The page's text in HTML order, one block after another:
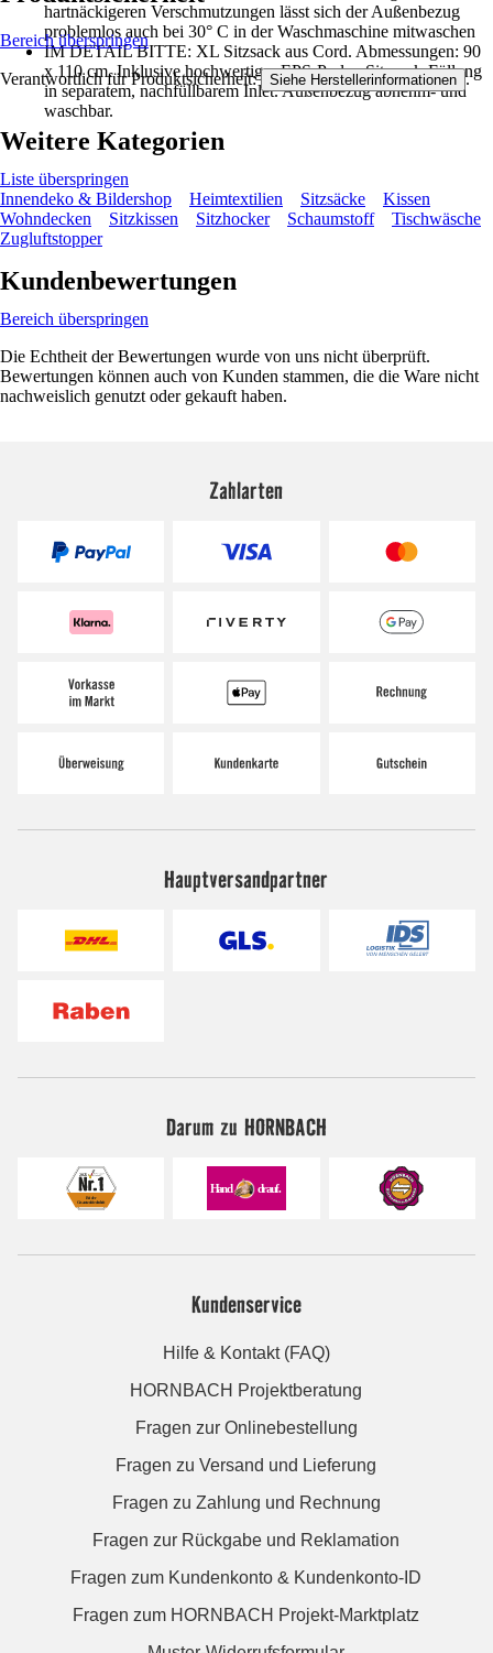
hartnäckigeren Verschmutzungen lässt sich der Außenbezug
problemlos auch bei 30° C in der Waschmaschine mitwaschen
IM DETAIL BITTE: XL Sitzsack aus Cord. Abmessungen: 90
x 110 cm. Inklusive hochwertiger EPS-Perlen Sitzsack-Füllung
in separatem, nachfüllbarem Inlet. Außenbezug abnehm- und
waschbar.
Bereich überspringen
Verantwortlich für Produktsicherheit: Siehe Herstellerinformationen .
Weitere Kategorien
Liste überspringen
Innendeko & Bildershop
Heimtextilien Sitzsäcke
Kissen
Wohndecken
Sitzkissen Sitzhocker Schaumstoff
Tischwäsche
Zugluftstopper
Kundenbewertungen
Bereich überspringen
Die Echtheit der Bewertungen wurde von uns nicht überprüft.
Bewertungen können auch von Kunden stammen, die die Ware nicht
nachweislich genutzt oder gekauft haben.
Zahlarten
Hauptversandpartner
Darum zu HORNBACH
Kundenservice
Hilfe & Kontakt (FAQ)
HORNBACH Projektberatung
Fragen zur Onlinebestellung
Fragen zu Versand und Lieferung
Fragen zu Zahlung und Rechnung
Fragen zur Rückgabe und Reklamation
Fragen zum Kundenkonto & Kundenkonto-ID
Fragen zum HORNBACH Projekt-Marktplatz